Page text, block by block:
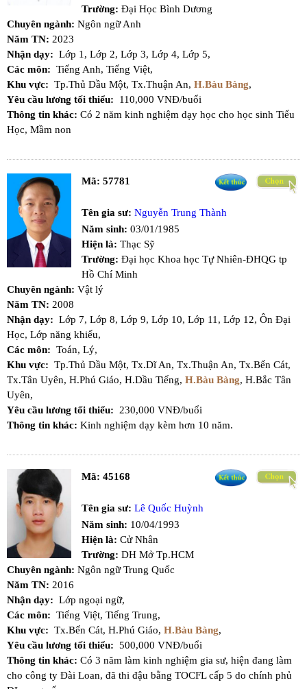
Trường: Đại Học Bình Dương
Chuyên ngành: Ngôn ngữ Anh
Năm TN: 2023
Nhận dạy: Lớp 1, Lớp 2, Lớp 3, Lớp 4, Lớp 5,
Các môn: Tiếng Anh, Tiếng Việt,
Khu vực: Tp.Thủ Dầu Một, Tx.Thuận An, H.Bàu Bàng,
Yêu cầu lương tối thiểu:
110,000 VNĐ/buổi
Thông tin khác: Có 2 năm kinh nghiệm dạy học cho học sinh Tiểu
Học, Mầm non
Mã: 57781
Tên gia sư: Nguyễn Trung Thành
Năm sinh: 03/01/1985
Hiện là: Thạc Sỹ
Trường: Đại học Khoa học Tự Nhiên-ĐHQG tp
Hồ Chí Minh
Chuyên ngành: Vật lý
Năm TN: 2008
Nhận dạy: Lớp 7, Lớp 8, Lớp 9, Lớp 10, Lớp 11, Lớp 12, Ôn Đại
Học, Lớp năng khiếu,
Các môn: Toán, Lý,
Khu vực: Tp.Thủ Dầu Một, Tx.Dĩ An, Tx.Thuận An, Tx.Bến Cát,
Tx.Tân Uyên, H.Phú Giáo, H.Dầu Tiếng, H.Bàu Bàng, H.Bắc Tân
Uyên,
Yêu cầu lương tối thiểu:
230,000 VNĐ/buổi
Thông tin khác: Kinh nghiệm dạy kèm hơn 10 năm.
Mã: 45168
Tên gia sư: Lê Quốc Huỳnh
Năm sinh: 10/04/1993
Hiện là: Cử Nhân
Trường: DH Mở Tp.HCM
Chuyên ngành: Ngôn ngữ Trung Quốc
Năm TN: 2016
Nhận dạy: Lớp ngoại ngữ,
Các môn: Tiếng Việt, Tiếng Trung,
Khu vực: Tx.Bến Cát, H.Phú Giáo, H.Bàu Bàng,
Yêu cầu lương tối thiểu: 500,000 VNĐ/buổi
Thông tin khác: Có 3 năm làm kinh nghiệm gia sư, hiện đang làm
cho công ty Đài Loan, đã thi đậu bằng TOCFL cấp 5 do chính phủ